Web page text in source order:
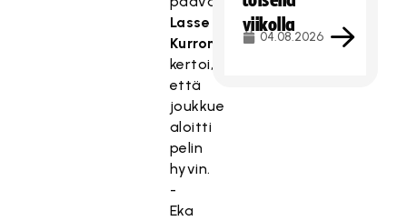
Lasse
Kurronen
kertoi,
että
joukkue
aloitti
pelin
hyvin.
-
Eka
viikolla
04.08.2026